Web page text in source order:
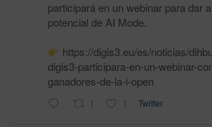
participará en un webinar para dar
potencial de AI Mode.
https://digis3.eu/es/noticias/
digis3-participara-en-un-webinar-
ganadores-de-la-i-open
1 1 Twitter